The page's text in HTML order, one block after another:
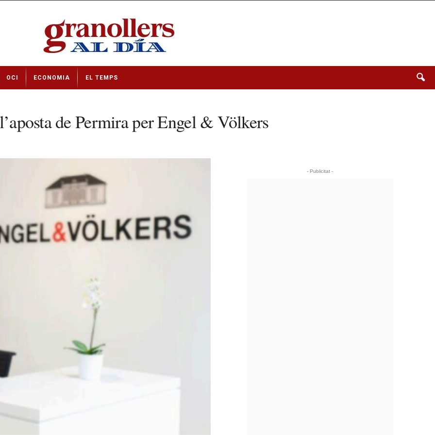
OCI ECONOMIA EL TEMPS
de Permira per Engel & Völkers
- Publicitat -